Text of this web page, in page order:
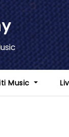
Music